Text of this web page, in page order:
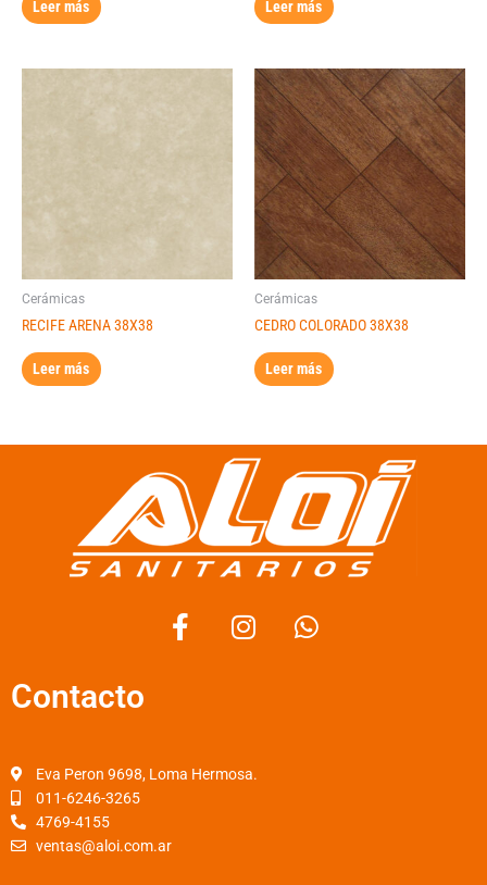
Leer más Leer más
Cerámicas
RECIFE ARENA 38X38
Leer más
Cerámicas
CEDRO COLORADO 38X38
Leer más
F
a
o
I
n
r
W
h
Contacto
Eva Peron 9698, Loma Hermosa.
011-6246-3265
4769-4155
ventas@aloi.com.ar